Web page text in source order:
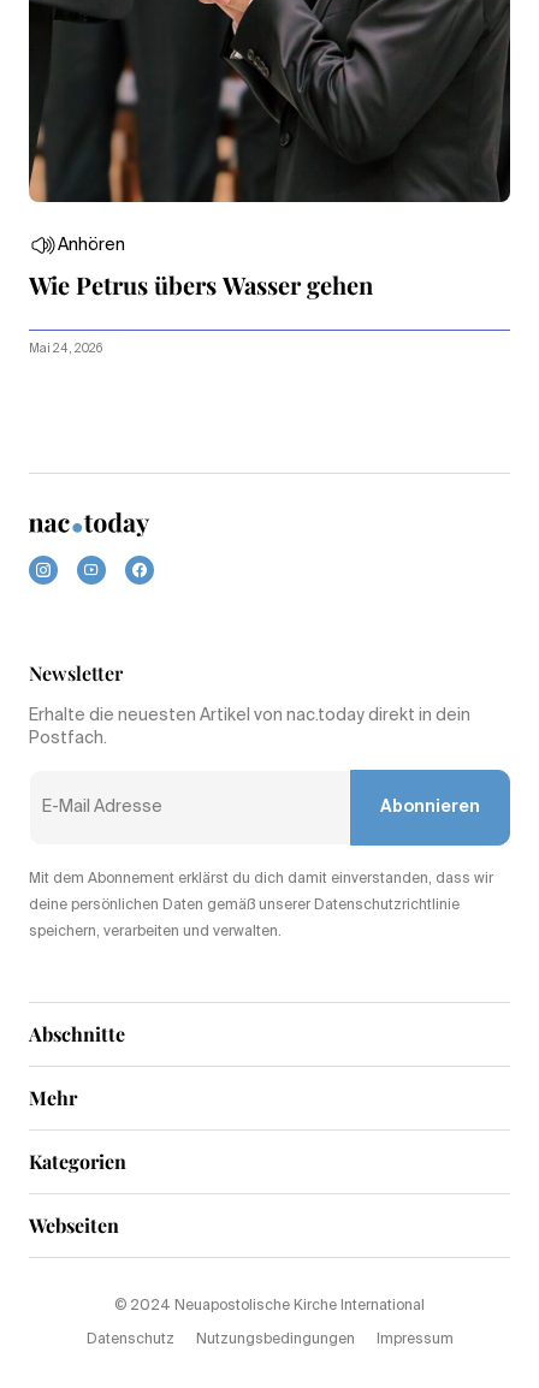
Anhören
Wie Petrus übers Wasser gehen
Mai 24, 2026
Abschnitte
Mehr
Newsletter
Erhalte die neuesten Artikel von nac.today direkt in dein
Postfach.
Abonnieren
Mit dem Abonnement erklärst du dich damit einverstanden, dass wir
deine persönlichen Daten gemäß unserer Datenschutzrichtlinie
speichern, verarbeiten und verwalten.
Kategorien
Webseiten
© 2024 Neuapostolische Kirche International
Datenschutz Nutzungsbedingungen Impressum